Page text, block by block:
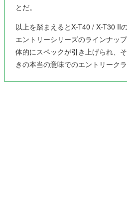
とだ。
以上を踏まえるとX-T40 / X-T30 II
エントリーシリーズのラインナッ
体的にスペックが引き上げられ、
きの本当の意味でのエントリーク